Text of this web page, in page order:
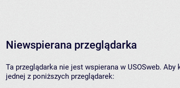
Niewspierana przeglądarka
Ta przeglądarka nie jest wspierana w USOSweb.
jednej z poniższych przeglądarek: